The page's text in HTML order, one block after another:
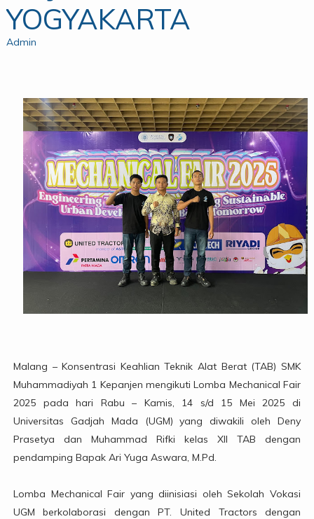
YOGYAKARTA
Admin
Malang – Konsentrasi Keahlian Teknik Alat Berat (TAB) SMK
Muhammadiyah 1 Kepanjen mengikuti Lomba Mechanical Fair
2025 pada hari Rabu – Kamis, 14 s/d 15 Mei 2025 di
Universitas Gadjah Mada (UGM) yang diwakili oleh Deny
Prasetya dan Muhammad Rifki kelas XII TAB dengan
pendamping Bapak Ari Yuga Aswara, M.Pd.
Lomba Mechanical Fair yang diinisiasi oleh Sekolah Vokasi
UGM berkolaborasi dengan PT. United Tractors dengan